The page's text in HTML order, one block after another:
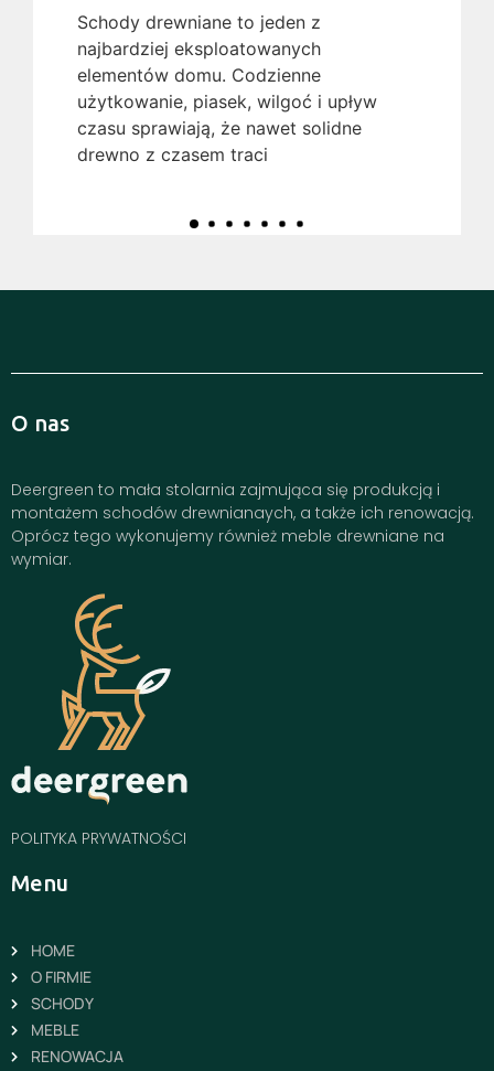
Schody drewniane to jeden z
najbardziej eksploatowanych
elementów domu. Codzienne
użytkowanie, piasek, wilgoć i upływ
czasu sprawiają, że nawet solidne
drewno z czasem traci
O nas
Deergreen to mała stolarnia zajmująca się produkcją i
montażem schodów drewnianaych, a także ich renowacją.
Oprócz tego wykonujemy również meble drewniane na
wymiar.
POLITYKA PRYWATNOŚCI
Menu
HOME
O FIRMIE
SCHODY
MEBLE
RENOWACJA